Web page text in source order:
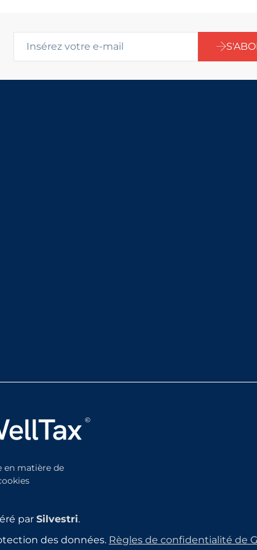
en matière de
par Silvestri.
des données. Règles de confidentialité de